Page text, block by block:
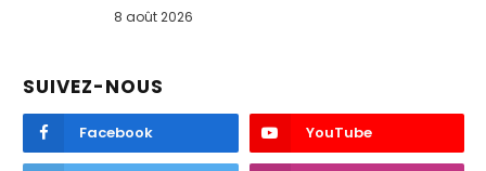
8 août 2026
SUIVEZ-NOUS
Facebook YouTube